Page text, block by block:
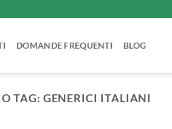
DOMANDE FREQUENTI BLOG
TAG: GENERICI ITALIANI